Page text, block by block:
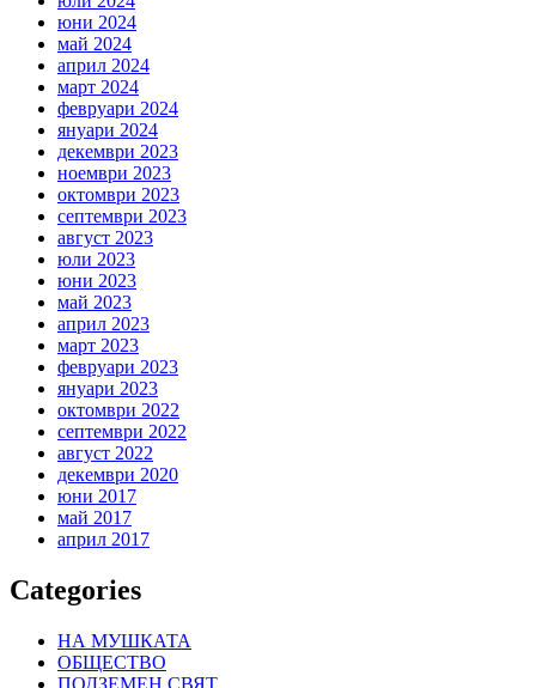
юни 2024
май 2024
април 2024
март 2024
февруари 2024
януари 2024
декември 2023
ноември 2023
октомври 2023
септември 2023
август 2023
юли 2023
юни 2023
май 2023
април 2023
март 2023
февруари 2023
януари 2023
октомври 2022
септември 2022
август 2022
декември 2020
юни 2017
май 2017
април 2017
Categories
НА МУШКАТА
ОБЩЕСТВО
ПОДЗЕМЕН СВЯТ